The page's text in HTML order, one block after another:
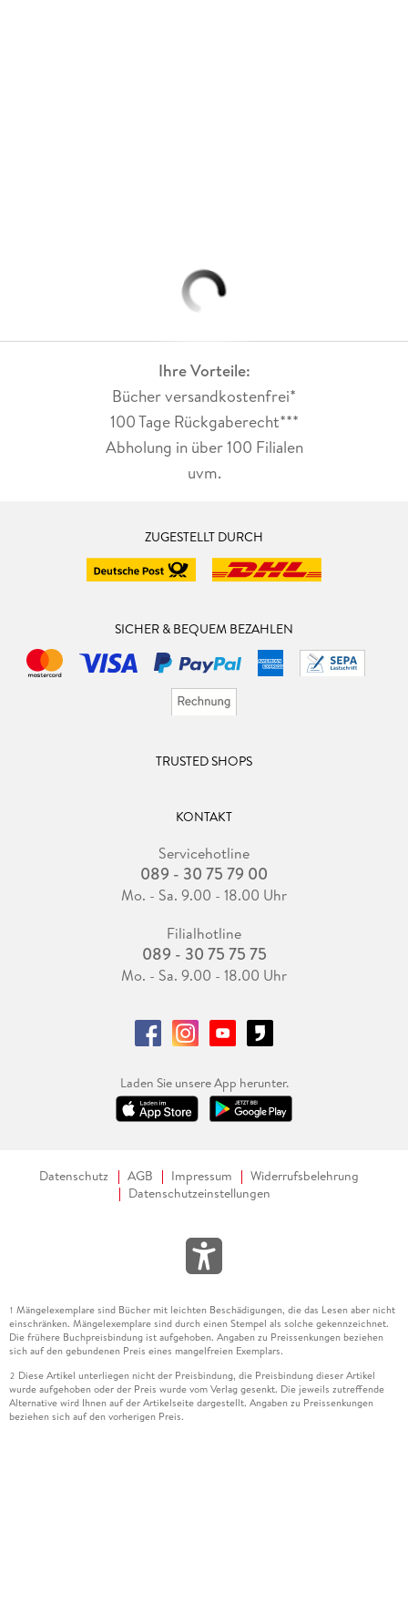
Ihre Vorteile:
Bücher versandkostenfrei*
100 Tage Rückgaberecht***
Abholung in über 100 Filialen
uvm.
ZUGESTELLT DURCH
SICHER & BEQUEM BEZAHLEN
TRUSTED SHOPS
KONTAKT
Servicehotline
089 - 30 75 79 00
Mo. - Sa. 9.00 - 18.00 Uhr
Filialhotline
089 - 30 75 75 75
Mo. - Sa. 9.00 - 18.00 Uhr
Laden Sie unsere App herunter.
Datenschutz AGB Impressum
Widerrufsbelehrung
Datenschutzeinstellungen
1 Mängelexemplare sind Bücher mit leichten Beschädigungen, die das Lesen aber nicht
einschränken. Mängelexemplare sind durch einen Stempel als solche gekennzeichnet.
Die frühere Buchpreisbindung ist aufgehoben. Angaben zu Preissenkungen beziehen
sich auf den gebundenen Preis eines mangelfreien Exemplars.
2 Diese Artikel unterliegen nicht der Preisbindung, die Preisbindung dieser Artikel
wurde aufgehoben oder der Preis wurde vom Verlag gesenkt. Die jeweils zutreffende
Alternative wird Ihnen auf der Artikelseite dargestellt. Angaben zu Preissenkungen
beziehen sich auf den vorherigen Preis.